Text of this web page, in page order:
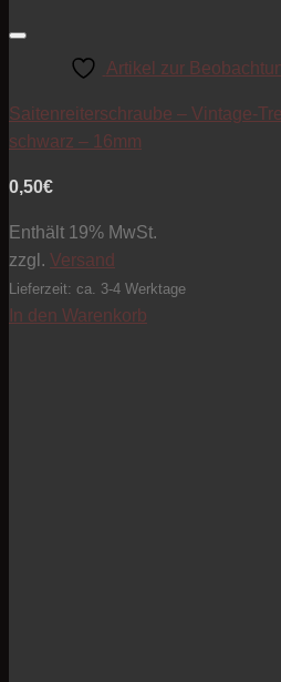
Artikel zur
Saitenreiterschraube – Vintage-
schwarz – 16mm
0,50€
Enthält 19% MwSt.
zzgl. Versand
Lieferzeit: ca. 3-4 Werktage
In den Warenkorb